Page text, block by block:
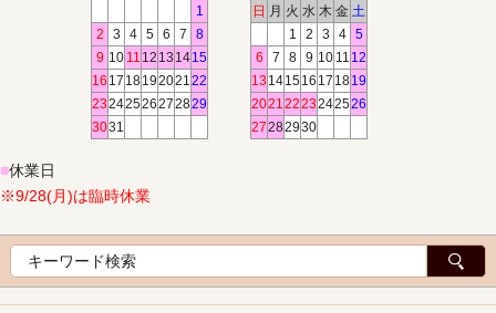
1
2
3 4 5 6 7
8
9 10 11 12 13 1415
16 17 1819202122
23242526272829
3031
日 月 火 水 木 金 土
1
2 3 4
5
6
7 8 9 10 11 12
13 141516 17 1819
20212223242526
27282930
■休業日
※9/28(月)は臨時休業